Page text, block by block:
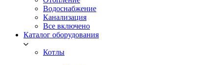
Водоснабжение
Канализация
Все включено
Каталог оборудования
Котлы